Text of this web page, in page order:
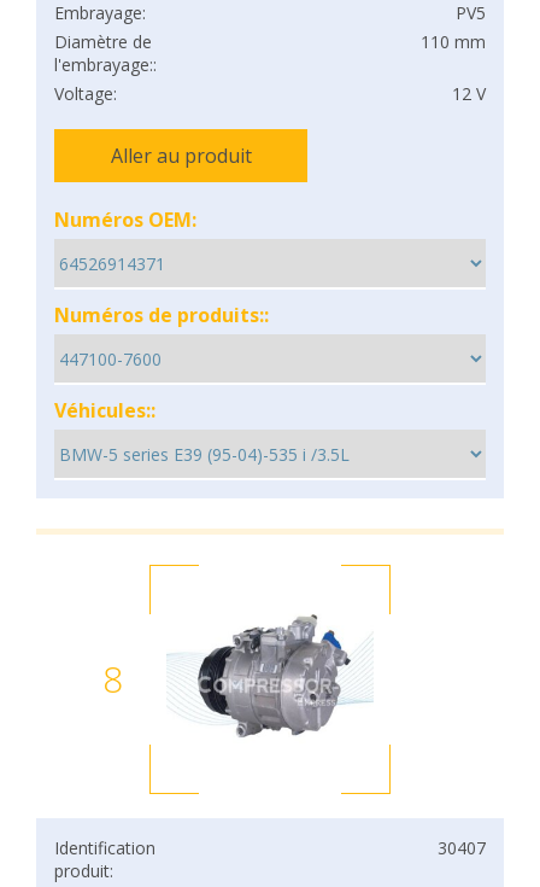
Embrayage:
PV5
Diamètre de
l'embrayage::
110 mm
Voltage: 12 V
Aller au produit
Numéros OEM:
Numéros de produits::
Véhicules::
8
Identification
produit:
30407